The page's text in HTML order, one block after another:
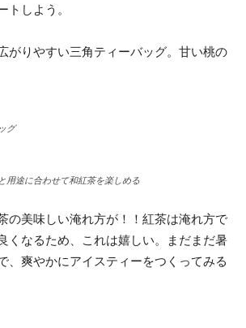
トしよう。
がりやすい三角ティーバッグ。甘い桃の
グ
用途に合わせて和紅茶を楽しめる
の美味しい淹れ方が！！紅茶は淹れ方で
くなるため、これは嬉しい。まだまだ暑
、爽やかにアイスティーをつくってみる